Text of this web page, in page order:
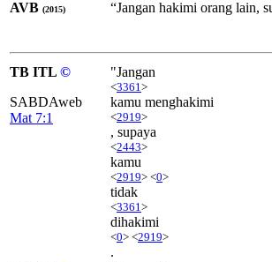
AVB (2015) “Jangan hakimi orang lain,
TB ITL ©
SABDAweb
Mat 7:1
"Jangan
<3361 >
kamu menghakimi
<2919>
, supaya
<2443>
kamu
<2919> <0>
tidak
<3361 >
dihakimi
<0> <2919>
.